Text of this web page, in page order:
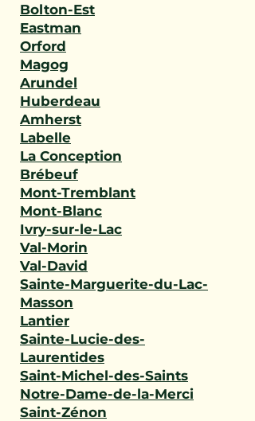
Bolton-Est
Eastman
Orford
Magog
Arundel
Huberdeau
Amherst
Labelle
La Conception
Brébeuf
Mont-Tremblant
Mont-Blanc
Ivry-sur-le-Lac
Val-Morin
Val-David
Sainte-Marguerite-du-Lac-
Masson
Lantier
Sainte-Lucie-des-
Laurentides
Saint-Michel-des-Saints
Notre-Dame-de-la-Merci
Saint-Zénon